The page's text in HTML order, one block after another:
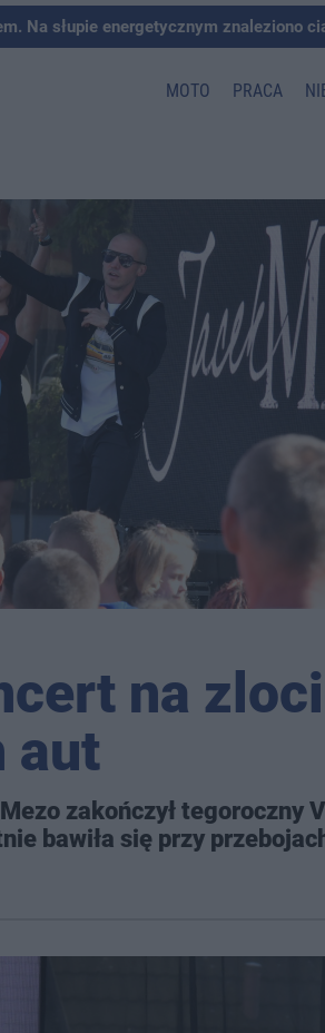
Na słupie energetycznym znaleziono
MOTO PRACA
na
aut
zakończył tegoroczny
bawiła się przy